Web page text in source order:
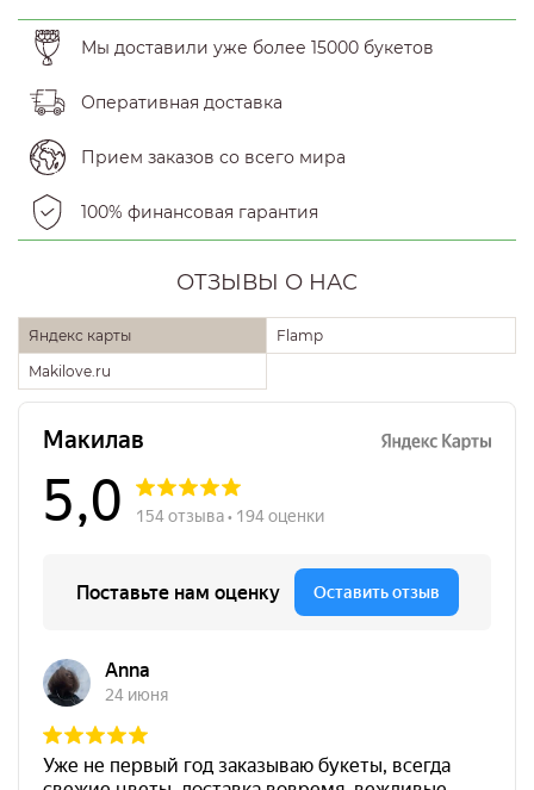
Мы доставили уже более 15000 букетов
Оперативная доставка
Прием заказов со всего мира
100% финансовая гарантия
ОТЗЫВЫ О НАС
Яндекс карты
Flamp
Makilove.ru